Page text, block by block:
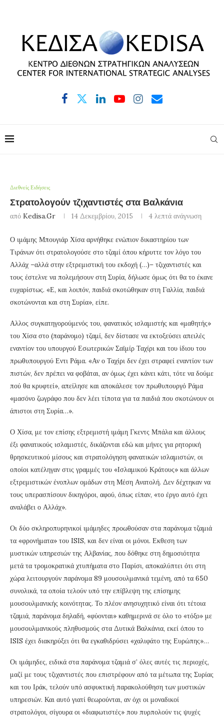
Διεθνείς Ειδήσεις
Στρατολογούν τζιχαντιστές στα Βαλκάνια
από Kedisa.gr 14 Δεκεμβρίου, 2015 4 λεπτά ανάγνωση
Ο ιμάμης Μπουγιάρ Χίσα αρνήθηκε ενώπιον δικαστηρίου των
Τιράνων ότι στρατολογούσε στο τζαμί όπου κήρυττε τον λόγο του
Αλλάχ –αλλά στην εξτρεμιστική του εκδοχή (…)– τζιχαντιστές και
τους έστελνε να πολεμήσουν στη Συρία, δήλωσε όμως ότι θα το έκανε
ευχαρίστως. «Ε, και λοιπόν, παιδιά σκοτώθηκαν στη Γαλλία, παιδιά
σκοτώνονται και στη Συρία», είπε.
Αλλος συγκατηγορούμενός του, φανατικός ισλαμιστής και «μαθητής»
του Χίσα στο (παράνομο) τζαμί, δεν δίστασε να εκτοξεύσει απειλές
εναντίον του υπουργού Εσωτερικών Σαϊμίρ Ταχίρι και του ίδιου του
πρωθυπουργού Εντι Ράμα. «Αν ο Ταχίρι δεν έχει στραφεί εναντίον των
πιστών, δεν πρέπει να φοβάται, αν όμως έχει κάνει κάτι, τότε να δούμε
πού θα κρυφτεί», απείλησε και αποκάλεσε τον πρωθυπουργό Ράμα
«μασόνο ζωγράφο που δεν λέει τίποτα για τα παιδιά που σκοτώνουν οι
άπιστοι στη Συρία…».
Ο Χίσα, με τον επίσης εξτρεμιστή ιμάμη Γκεντς Μπάλα και άλλους
έξι φανατικούς ισλαμιστές, δικάζονται εδώ και μήνες για ρητορική
θρησκευτικού μίσους και στρατολόγηση φανατικών ισλαμιστών, οι
οποίοι κατέληγαν στις γραμμές του «Ισλαμικού Κράτους» και άλλων
εξτρεμιστικών ένοπλων ομάδων στη Μέση Ανατολή. Δεν δέχτηκαν να
τους υπερασπίσουν δικηγόροι, αφού, όπως είπαν, «το έργο αυτό έχει
αναλάβει ο Αλλάχ».
Οι δύο σκληροπυρηνικοί ιμάμηδες προωθούσαν στα παράνομα τζαμιά
τα «φρονήματα» του ISIS, και δεν είναι οι μόνοι. Εκθεση των
μυστικών υπηρεσιών της Αλβανίας, που δόθηκε στη δημοσιότητα
μετά τα τρομοκρατικά χτυπήματα στο Παρίσι, αποκαλύπτει ότι στη
χώρα λειτουργούν παράνομα 89 μουσουλμανικά τεμένη, από τα 650
συνολικά, τα οποία τελούν υπό την επίβλεψη της επίσημης
μουσουλμανικής κοινότητας. Το πλέον ανησυχητικό είναι ότι τέτοια
τζαμιά, παράνομα δηλαδή, «φύονται» καθημερινά σε όλο το «τόξο» με
μουσουλμανικούς πληθυσμούς στα Δυτικά Βαλκάνια, εκεί όπου το
ISIS έχει διακηρύξει ότι θα εγκαθιδρύσει «χαλιφάτο της Ευρώπης»…
Οι ιμάμηδες, ειδικά στα παράνομα τζαμιά σ’ όλες αυτές τις περιοχές,
μαζί με τους τζιχαντιστές που επιστρέφουν από τα μέτωπα της Συρίας
και του Ιράκ, τελούν υπό ασφυκτική παρακολούθηση των μυστικών
υπηρεσιών. Και αυτό γιατί θεωρούνται, αν όχι οι μοναδικοί
στρατολόγοι, σίγουρα οι «διαφωτιστές» που πυρπολούν τις ψυχές